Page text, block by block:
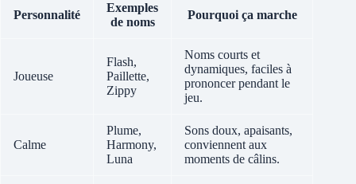
Personnalité
Exemples
de noms
Pourquoi ça marche
Joueuse
Flash,
Paillette,
Zippy
Noms courts et
dynamiques, faciles à
prononcer pendant le
jeu.
Calme
Plume,
Harmony,
Luna
Sons doux, apaisants,
conviennent aux
moments de câlins.